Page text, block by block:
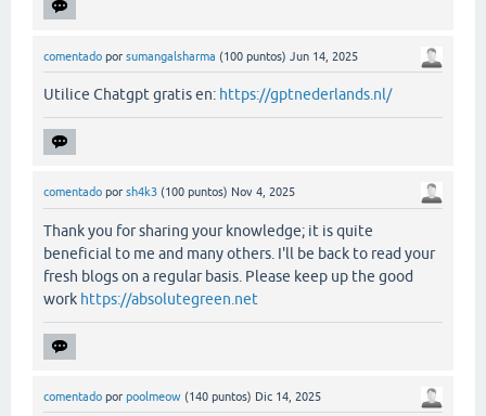
comentado por sumangalsharma (100 puntos) Jun 14, 2025
Utilice Chatgpt gratis en: https://gptnederlands.nl/
comentado por sh4k3 (100 puntos) Nov 4, 2025
Thank you for sharing your knowledge; it is quite
beneficial to me and many others. I'll be back to read your
fresh blogs on a regular basis. Please keep up the good
work https://absolutegreen.net
comentado por poolmeow (140 puntos) Dic 14, 2025